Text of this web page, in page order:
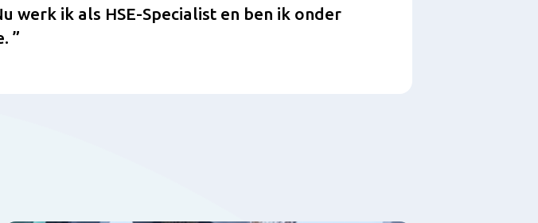
werk ik als HSE-Specialist en ben ik onder